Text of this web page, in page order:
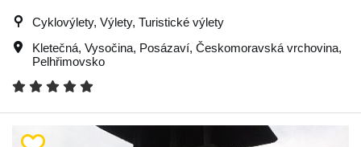
Cyklovýlety, Výlety, Turistické výlety
Kletečná, Vysočina, Posázaví, Českomoravská vrchovina,
Pelhřimovsko